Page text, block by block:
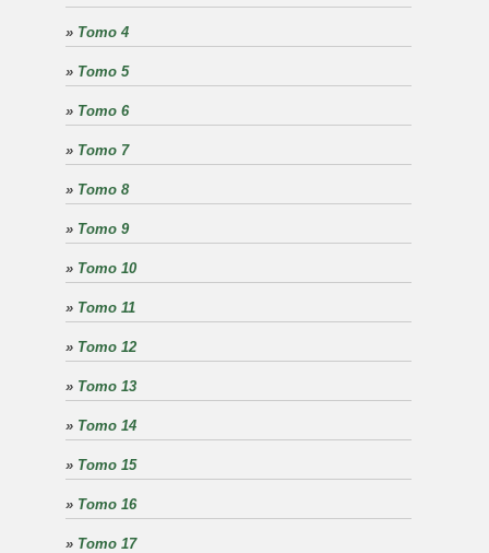
» Tomo 4
» Tomo 5
» Tomo 6
» Tomo 7
» Tomo 8
» Tomo 9
» Tomo 10
» Tomo 11
» Tomo 12
» Tomo 13
» Tomo 14
» Tomo 15
» Tomo 16
» Tomo 17